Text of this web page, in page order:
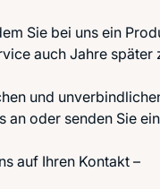
Sie bei uns ein
auch Jahre
und
an oder senden Sie
auf Ihren Kontakt –